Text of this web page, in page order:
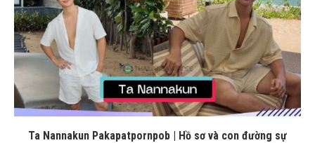
Ta Nannakun Pakapatpornpob | Hồ sơ và con đường sự